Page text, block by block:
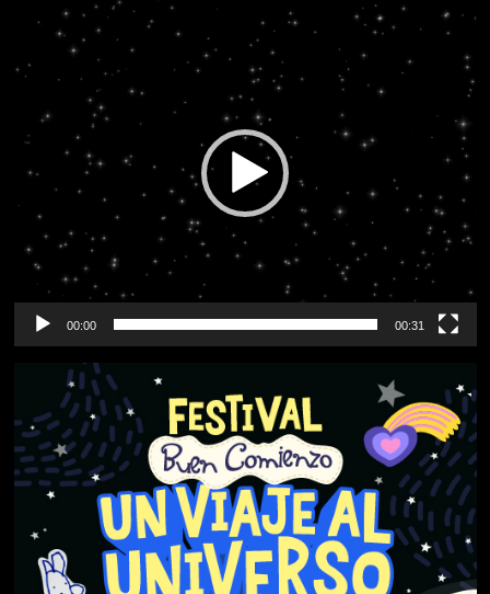
Reproductor
vídeo
00:00 00:31